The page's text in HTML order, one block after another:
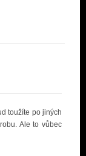
toužíte po jiných
Ale to vůbec